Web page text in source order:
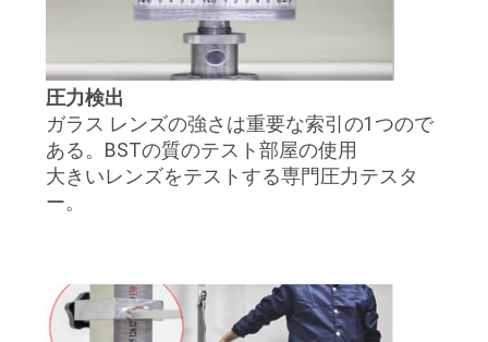
圧力検出
ガラス レンズの強さは重要な索引の1つので
ある。BSTの質のテスト部屋の使用
大きいレンズをテストする専門圧力テスタ
ー。